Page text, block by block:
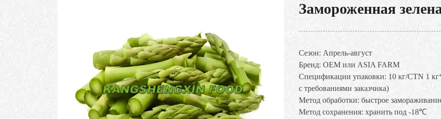
Замороженная
Сезон: Апрель-август
Бренд: OEM или ASIA FARM
Спецификации упаковки: 10 кг/CTN 1
с требованиями заказчика)
Метод обработки: быстрое
Метод сохранения: хранить под -18℃